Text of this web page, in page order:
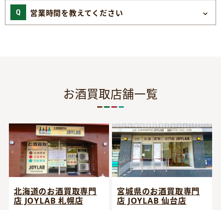
営業時間を教えてください
お酒買取店舗一覧
北海道のお酒買取専門
店 JOYLAB 札幌店
宮城県のお酒買取専門
店 JOYLAB 仙台店